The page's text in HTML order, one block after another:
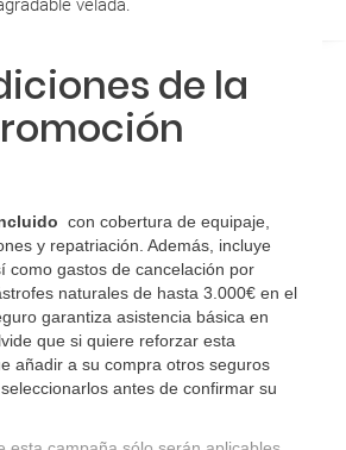
disponibles en el viaje que
de reserva?
de viaje mi reserva?
generales en las
de entrada y salida del
de la
con cobertura de equipaje,
y repatriación. Además, incluye
como gastos de cancelación por
naturales de hasta 3.000€ en el
garantiza asistencia básica en
que si quiere reforzar esta
añadir a su compra otros seguros
antes de confirmar su